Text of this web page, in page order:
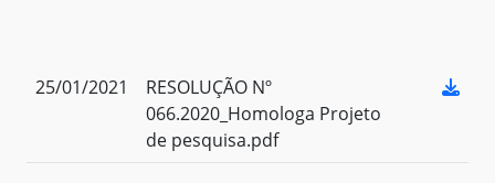
25/01/2021
RESOLUÇÃO Nº
066.2020_Homologa Projeto
de pesquisa.pdf